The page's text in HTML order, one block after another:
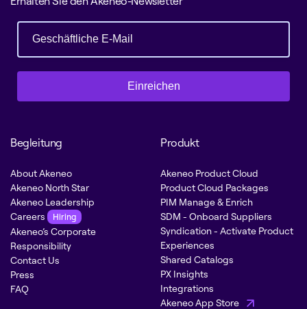
Einreichen
Begleitung
About Akeneo
Akeneo North Star
Akeneo Leadership
Careers
Hiring
Akeneo’s Corporate
Responsibility
Contact Us
Press
FAQ
Produkt
Akeneo Product Cloud
Product Cloud Packages
PIM Manage & Enrich
SDM - Onboard Suppliers
Syndication - Activate Product
Experiences
Shared Catalogs
PX Insights
Integrations
Akeneo App Store